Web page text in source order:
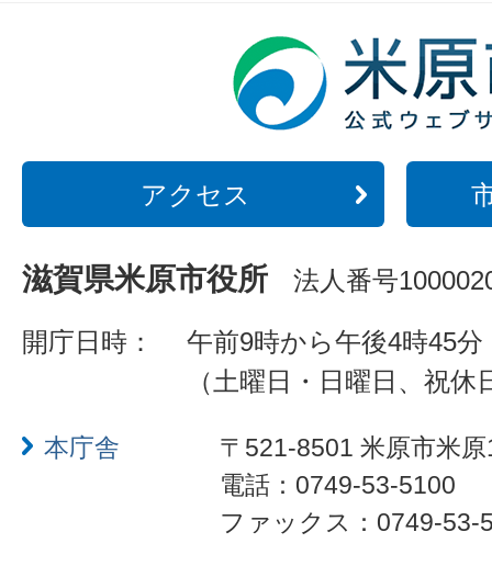
アクセス
滋賀県米原市役所 法人番号
開庁日時：
午前9時から午後4時45分
（土曜日・日曜日、祝
本庁舎
〒521-8501 米原市米
電話：0749-53-5100
ファックス：0749-53-